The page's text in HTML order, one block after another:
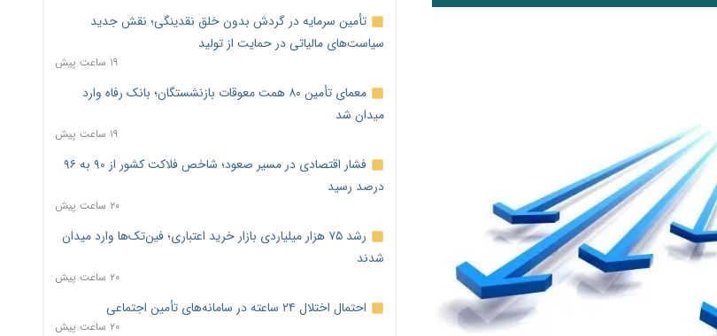
تأمین سرمایه در گردش بدون خلق نقدینگی؛ نقش جدید
سیاست‌های مالیاتی در حمایت از تولید
۱۹ ساعت پیش
معمای تأمین ۸۰ همت معوقات بازنشستگان؛ بانک رفاه وارد
میدان شد
۱۹ ساعت پیش
فشار اقتصادی در مسیر صعود؛ شاخص فلاکت کشور از ۹۰ به ۹۶
درصد رسید
۲۰ ساعت پیش
رشد ۷۵ هزار میلیاردی بازار خرید اعتباری؛ فین‌تک‌ها وارد میدان
شدند
۲۰ ساعت پیش
احتمال اختلال ۲۴ ساعته در سامانه‌های تأمین اجتماعی
۲۰ ساعت پیش